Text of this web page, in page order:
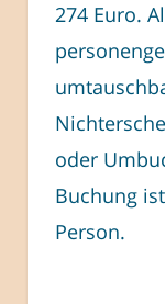
274 Euro.
oder
Buchung
Person.